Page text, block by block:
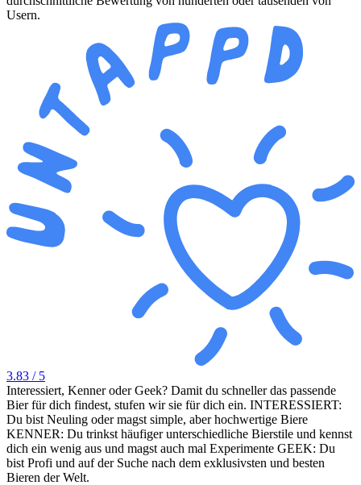
Usern.
3.83 / 5
Interessiert, Kenner oder Geek? Damit du schneller das passende
Bier für dich findest, stufen wir sie für dich ein. INTERESSIERT:
Du bist Neuling oder magst simple, aber hochwertige Biere
KENNER: Du trinkst häufiger unterschiedliche Bierstile und kennst
dich ein wenig aus und magst auch mal Experimente GEEK: Du
bist Profi und auf der Suche nach dem exklusivsten und besten
Bieren der Welt.